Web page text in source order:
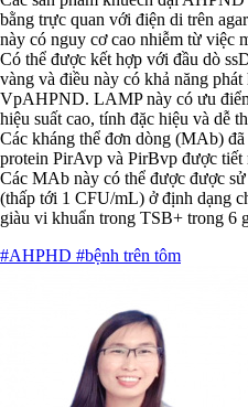
bằng trực quan với điện di trên
này có nguy cơ cao nhiễm từ việc
Có thể được kết hợp với đầu dò
vàng và điều này có khả năng
VpAHPND. LAMP này có ưu
hiệu suất cao, tính đặc hiệu và dễ
Các kháng thể đơn dòng (MAb)
protein PirAvp và PirBvp được
Các MAb này có thể được được
(thấp tới 1 CFU/mL) ở định dạng
giàu vi khuẩn trong TSB+ trong 6
#AHPHD #bệnh trên tôm